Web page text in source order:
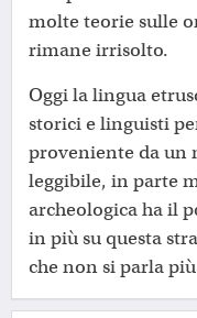
molte teorie sulle
rimane irrisolto.
Oggi la lingua
storici e linguisti
proveniente da
leggibile, in parte
archeologica ha il
in più su questa
che non si parla